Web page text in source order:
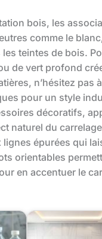
bois, les
comme le
teintes de bois.
de vert profond
n’hésitez pas
pour un style
décoratifs,
naturel du
épurées qui
orientables
en accentuer le